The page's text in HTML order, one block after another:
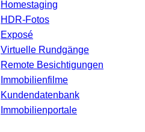
Homestaging
HDR-Fotos
Exposé
Virtuelle Rundgänge
Remote Besichtigungen
Immobilienfilme
Kundendatenbank
Immobilienportale